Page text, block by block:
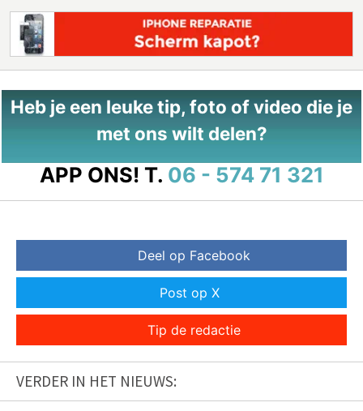
Heb je een leuke tip, foto of video die je
met ons wilt delen?
APP ONS! T. 06 - 574 71 321
Deel op Facebook
Post op X
Tip de redactie
VERDER IN HET NIEUWS: